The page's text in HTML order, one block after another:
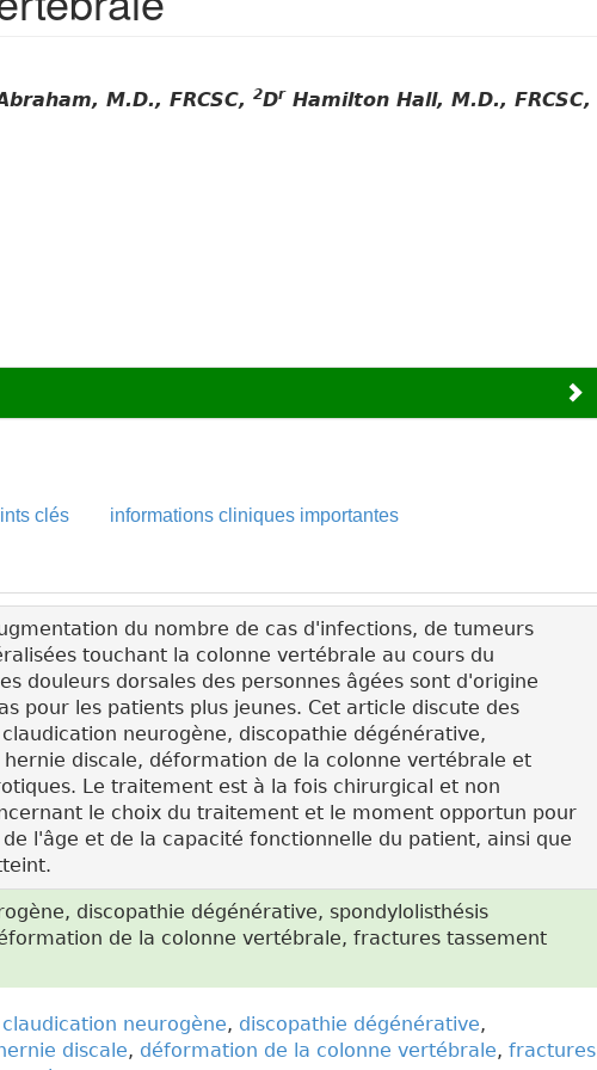
M.D., FRCSC, 2Dr Hamilton Hall, M.D., FRCSC,
clés informations cliniques importantes
du nombre de cas d'infections, de tumeurs
touchant la colonne vertébrale au cours du
douleurs dorsales des personnes âgées sont d'origine
pour les patients plus jeunes. Cet article discute des
neurogène, discopathie dégénérative,
discale, déformation de la colonne vertébrale et
Le traitement est à la fois chirurgical et non
le choix du traitement et le moment opportun pour
l'âge et de la capacité fonctionnelle du patient, ainsi que
discopathie dégénérative, spondylolisthésis
de la colonne vertébrale, fractures tassement
claudication neurogène, discopathie dégénérative,
hernie discale, déformation de la colonne vertébrale, fractures